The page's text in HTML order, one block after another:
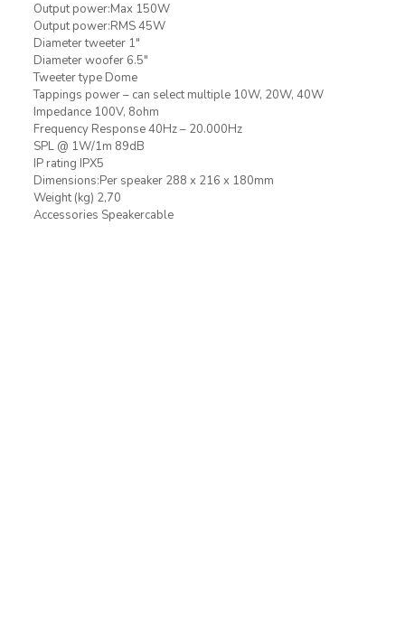
Output power:Max 150W
Output power:RMS 45W
Diameter tweeter 1″
Diameter woofer 6.5″
Tweeter type Dome
Tappings power – can select multiple 10W, 20W, 40W
Impedance 100V, 8ohm
Frequency Response 40Hz – 20.000Hz
SPL @ 1W/1m 89dB
IP rating IPX5
Dimensions:Per speaker 288 x 216 x 180mm
Weight (kg) 2,70
Accessories Speakercable